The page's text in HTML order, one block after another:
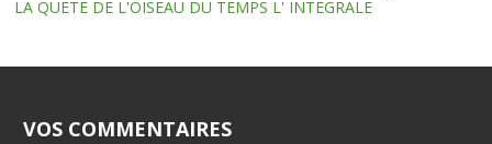
LA QUETE DE L'OISEAU DU TEMPS L' INTEGRALE
VOS COMMENTAIRES